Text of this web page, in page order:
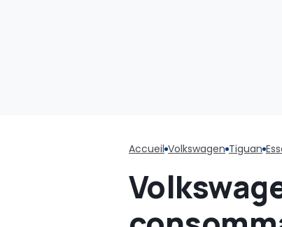
Accueil Volkswagen Tiguan